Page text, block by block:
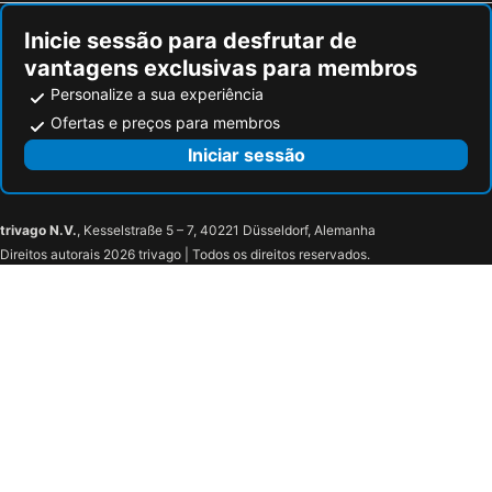
Inicie sessão para desfrutar de
vantagens exclusivas para membros
Personalize a sua experiência
Ofertas e preços para membros
Iniciar sessão
trivago N.V., Kesselstraße 5 – 7, 40221 Düsseldorf, Alemanha
Direitos autorais 2026 trivago | Todos os direitos reservados.